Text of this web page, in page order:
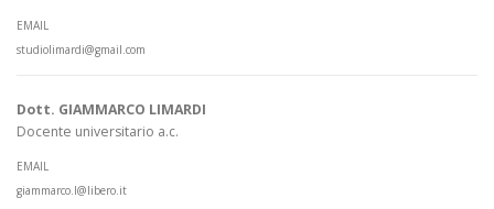
EMAIL
studiolimardi@gmail.com
Dott. GIAMMARCO LIMARDI
Docente universitario a.c.
EMAIL
giammarco.l@libero.it